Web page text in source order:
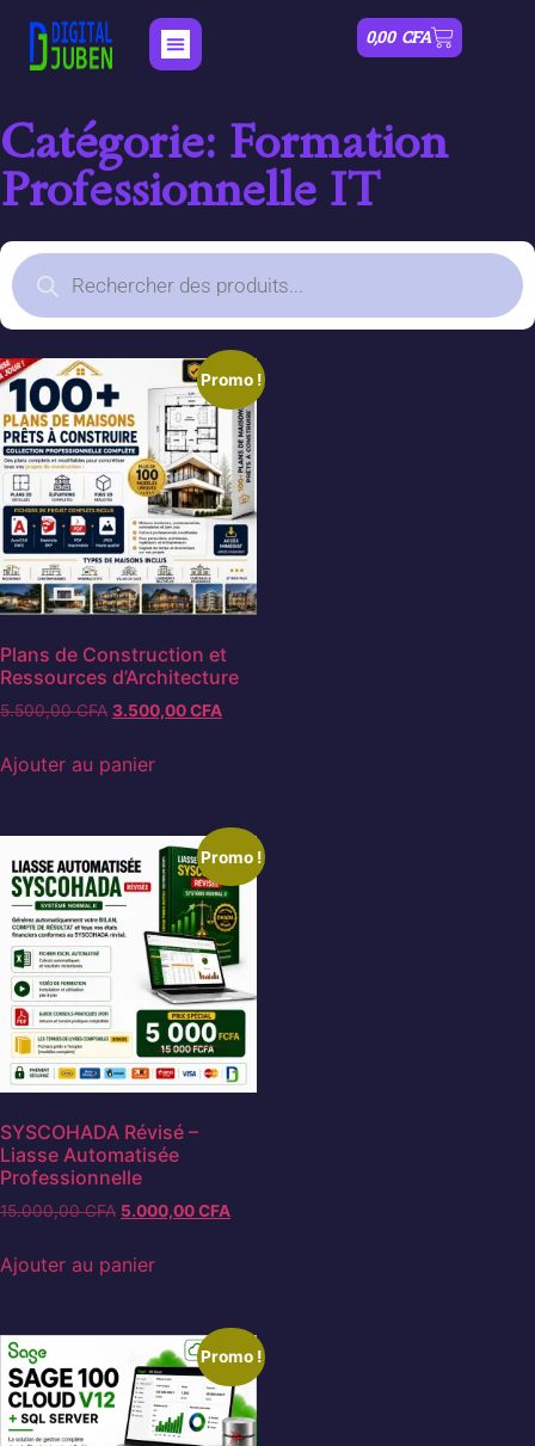
0,00 CFA
Catégorie: Formation
Professionnelle IT
Promo !
Plans de Construction et
Ressources d’Architecture
5.500,00CFA 3.500,00CFA
Ajouter au panier
Promo !
SYSCOHADA Révisé –
Liasse Automatisée
Professionnelle
15.000,00CFA 5.000,00CFA
Ajouter au panier
Promo !